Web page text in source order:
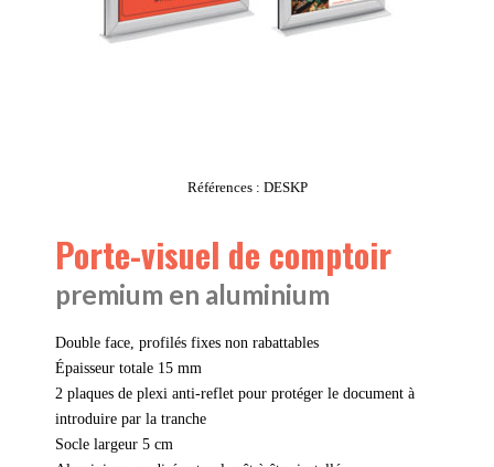
Références : DESKP
Porte-visuel de comptoir
premium en aluminium
Double face, profilés fixes non rabattables
Épaisseur totale 15 mm
2 plaques de plexi anti-reflet pour protéger le document à
introduire par la tranche
Socle largeur 5 cm